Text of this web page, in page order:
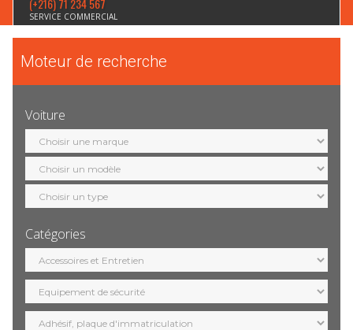
(+216) 71 234 567
SERVICE COMMERCIAL
Moteur de recherche
Voiture
Sélection
marque
Sélection
modèle
Sélection
motorisation
Catégories
Sélection
catégorie